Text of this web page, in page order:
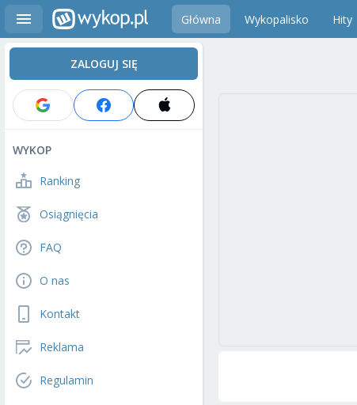
Główna Wykopalisko Hity
ZALOGUJ SIĘ
WYKOP
Ranking
Osiągnięcia
FAQ
O nas
Kontakt
Reklama
Regulamin